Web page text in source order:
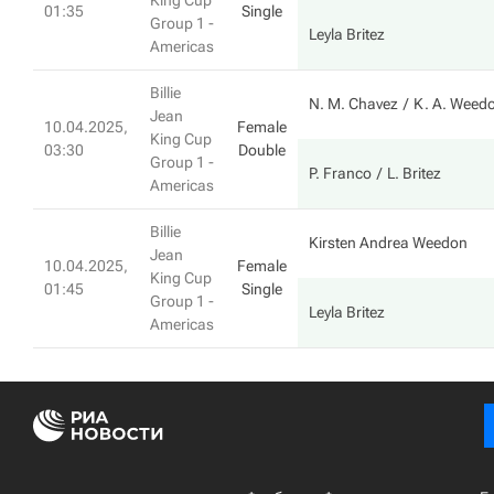
01:35
Group 1 -
Americas
Single
Leyla Britez
10.04.2025,
03:30
Billie
Jean
King Cup
Group 1 -
Americas
Female
Double
N. M. Chavez K. A.
P. Franco L. Britez
10.04.2025,
01:45
Billie
Jean
King Cup
Group 1 -
Americas
Female
Single
Kirsten Andrea Weedon
Leyla Britez